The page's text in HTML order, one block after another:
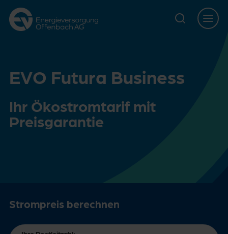
Zur Hauptnavigation springen
Zur Servicelasche springen
Zum Hauptinhalt springen
Zur Footernavigation springen
EVO Futura Business
Ihr Ökostromtarif mit
Preisgarantie
Strompreis berechnen